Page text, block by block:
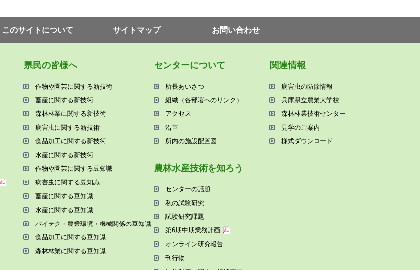
このサイトについて サイトマップ お問い合わせ
県⺠の皆様へ
作物や園芸に関する新技術
畜産に関する新技術
森林林業に関する新技術
病害⾍に関する新技術
⾷品加⼯に関する新技術
⽔産に関する新技術
作物や園芸に関する⾖知識
病害⾍に関する⾖知識
畜産に関する⾖知識
⽔産に関する⾖知識
バイテク・農業環境・機械関係の⾖知識
⾷品加⼯に関する⾖知識
森林林業に関する⾖知識
センターについて
所⻑あいさつ
組織（各部署へのリンク）
アクセス
沿⾰
所内の施設配置図
農林⽔産技術を知ろう
センターの話題
私の試験研究
試験研究課題
第6期中期業務計画
オンライン研究報告
刊⾏物
関連情報
病害⾍の防除情報
兵庫県⽴農業⼤学校
森林林業技術センター
⾒学のご案内
様式ダウンロード